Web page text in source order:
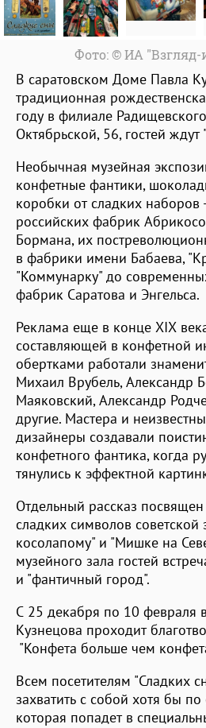
Фото: © ИА
В саратовском Доме Павла
традиционная
году в филиале
Октябрьской, 56, гостей ждут
Необычная музейная
конфетные фантики,
коробки от сладких наборов
российских фабрик
Бормана, их
в фабрики имени Бабаева,
"Коммунарку" до
фабрик Саратова и Энгельса.
Реклама еще в конце ХIХ
составляющей в конфетной
обертками работали
Михаил Врубель, Александр
Маяковский, Александр
другие. Мастера и
дизайнеры создавали
конфетного фантика, когда
тянулись к эффектной
Отдельный рассказ
сладких символов
косолапому" и "Мишке на
музейного зала гостей
и "фантичный город".
С 25 декабря по 10 февраля
Кузнецова проходит
"Конфета больше чем
Всем посетителям "Сладких
захватить с собой хотя бы
которая попадет в